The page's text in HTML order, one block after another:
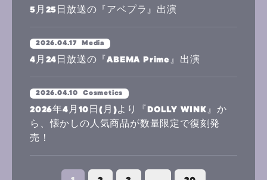
5月25日放送の『アベプラ』出演
2026.04.17 Media
4月24日放送の『ABEMA Prime』出演
2026.04.10 Cosmetics
2026年4月10日(月)より『DOLLY WINK』か
ら、懐かしの人気商品が数量限定で復刻発
売！